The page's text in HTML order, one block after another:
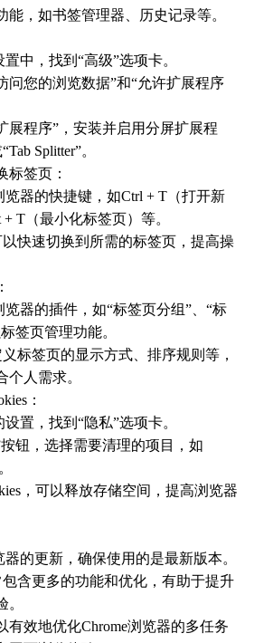
能，如书签管理器、历史记录等。
中，找到“高级”选项卡。
问您的浏览数据”和“允许扩展程序
展程序”，安装并启用分屏扩展程
Splitter”。
标签页：
览器的快捷键，如Ctrl + T（打开新
T（最小化标签页）等。
快速切换到所需的标签页，提高操
览器的插件，如“标签页分组”、“标
签页管理功能。
标签页的显示方式、排序规则等，
人需求。
：
置，找到“隐私”选项卡。
钮，选择需要清理的项目，如
，可以释放存储空间，提高浏览器
器的更新，确保使用的是最新版本。
含更多的功能和优化，有助于提升
有效地优化Chrome浏览器的多任务